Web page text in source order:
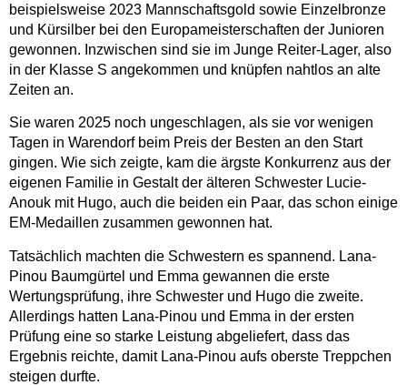
beispielsweise 2023 Mannschaftsgold sowie Einzelbronze
und Kürsilber bei den Europameisterschaften der Junioren
gewonnen. Inzwischen sind sie im Junge Reiter-Lager, also
in der Klasse S angekommen und knüpfen nahtlos an alte
Zeiten an.
Sie waren 2025 noch ungeschlagen, als sie vor wenigen
Tagen in Warendorf beim Preis der Besten an den Start
gingen. Wie sich zeigte, kam die ärgste Konkurrenz aus der
eigenen Familie in Gestalt der älteren Schwester Lucie-
Anouk mit Hugo, auch die beiden ein Paar, das schon einige
EM-Medaillen zusammen gewonnen hat.
Tatsächlich machten die Schwestern es spannend. Lana-
Pinou Baumgürtel und Emma gewannen die erste
Wertungsprüfung, ihre Schwester und Hugo die zweite.
Allerdings hatten Lana-Pinou und Emma in der ersten
Prüfung eine so starke Leistung abgeliefert, dass das
Ergebnis reichte, damit Lana-Pinou aufs oberste Treppchen
steigen durfte.